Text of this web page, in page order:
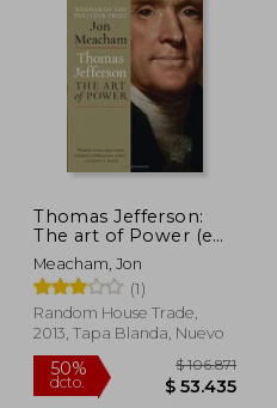
Thomas Jefferson:
The art of Power (en
Inglés)
Meacham, Jon
(1)
Random House Trade,
2013, Tapa Blanda, Nuevo